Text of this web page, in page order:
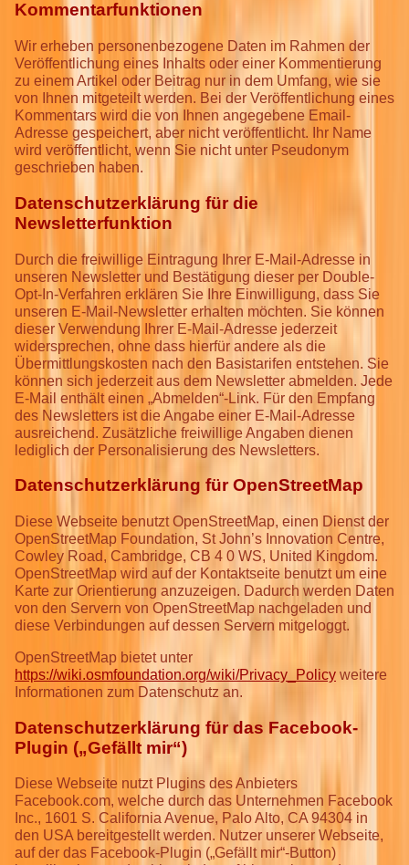
Kommentarfunktionen
Wir erheben personenbezogene Daten im Rahmen der
Veröffentlichung eines Inhalts oder einer Kommentierung
zu einem Artikel oder Beitrag nur in dem Umfang, wie sie
von Ihnen mitgeteilt werden. Bei der Veröffentlichung eines
Kommentars wird die von Ihnen angegebene Email-
Adresse gespeichert, aber nicht veröffentlicht. Ihr Name
wird veröffentlicht, wenn Sie nicht unter Pseudonym
geschrieben haben.
Datenschutzerklärung für die
Newsletterfunktion
Durch die freiwillige Eintragung Ihrer E-Mail-Adresse in
unseren Newsletter und Bestätigung dieser per Double-
Opt-In-Verfahren erklären Sie Ihre Einwilligung, dass Sie
unseren E-Mail-Newsletter erhalten möchten. Sie können
dieser Verwendung Ihrer E-Mail-Adresse jederzeit
widersprechen, ohne dass hierfür andere als die
Übermittlungskosten nach den Basistarifen entstehen. Sie
können sich jederzeit aus dem Newsletter abmelden. Jede
E-Mail enthält einen „Abmelden“-Link. Für den Empfang
des Newsletters ist die Angabe einer E-Mail-Adresse
ausreichend. Zusätzliche freiwillige Angaben dienen
lediglich der Personalisierung des Newsletters.
Datenschutzerklärung für OpenStreetMap
Diese Webseite benutzt OpenStreetMap, einen Dienst der
OpenStreetMap Foundation, St John’s Innovation Centre,
Cowley Road, Cambridge, CB 4 0 WS, United Kingdom.
OpenStreetMap wird auf der Kontaktseite benutzt um eine
Karte zur Orientierung anzuzeigen. Dadurch werden Daten
von den Servern von OpenStreetMap nachgeladen und
diese Verbindungen auf dessen Servern mitgeloggt.
OpenStreetMap bietet unter
https://wiki.osmfoundation.org/wiki/Privacy_Policy weitere
Informationen zum Datenschutz an.
Datenschutzerklärung für das Facebook-
Plugin („Gefällt mir“)
Diese Webseite nutzt Plugins des Anbieters
Facebook.com, welche durch das Unternehmen Facebook
Inc., 1601 S. California Avenue, Palo Alto, CA 94304 in
den USA bereitgestellt werden. Nutzer unserer Webseite,
auf der das Facebook-Plugin („Gefällt mir“-Button)